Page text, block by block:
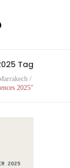
Tag
/
2025"